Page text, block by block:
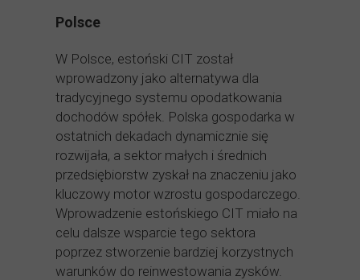
Polsce
W Polsce, estoński CIT został
wprowadzony jako alternatywa dla
tradycyjnego systemu opodatkowania
dochodów spółek. Polska gospodarka w
ostatnich dekadach dynamicznie się
rozwijała, a sektor małych i średnich
przedsiębiorstw zyskał na znaczeniu jako
kluczowy motor wzrostu gospodarczego.
Wprowadzenie estońskiego CIT miało na
celu dalsze wsparcie tego sektora
poprzez stworzenie bardziej korzystnych
warunków do reinwestowania zysków.